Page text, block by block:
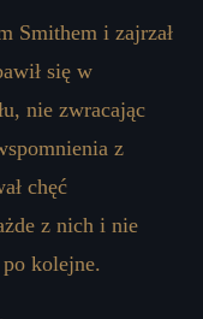
Smithem i zajrzał
się w
nie zwracając
z
chęć
z nich i nie
kolejne.